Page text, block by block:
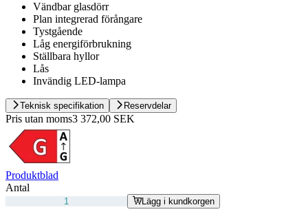
Vändbar glasdörr
Plan integrerad förångare
Tystgående
Låg energiförbrukning
Ställbara hyllor
Lås
Invändig LED-lampa
Teknisk specifikation Reservdelar
Pris utan moms3 372,00 SEK
Produktblad
Antal
Lägg i kundkorgen